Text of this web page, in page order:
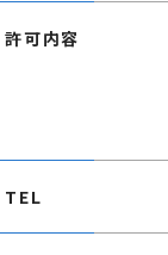
許可内容
TEL